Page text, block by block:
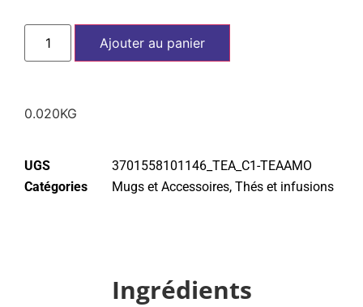
Ajouter au panier
0.020KG
UGS
3701558101146_TEA_C1-TEAAMO
Catégories
Mugs et Accessoires, Thés et infusions
Ingrédients